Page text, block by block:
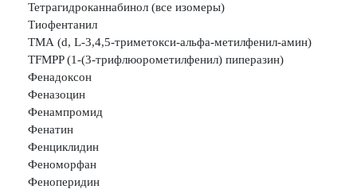
Тетрагидроканнабинол (все изомеры)
Тиофентанил
ТМА (d, L-3,4,5-триметокси-альфа-метилфенил-амин)
TFMPP (1-(3-трифлюорометилфенил) пиперазин)
Фенадоксон
Феназоцин
Фенампромид
Фенатин
Фенциклидин
Феноморфан
Феноперидин